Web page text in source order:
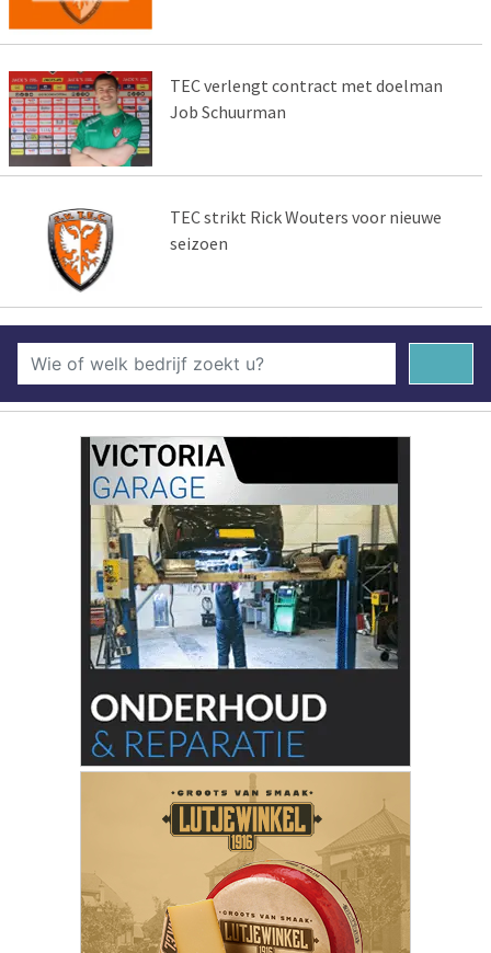
TEC verlengt contract met doelman
Job Schuurman
TEC strikt Rick Wouters voor nieuwe
seizoen